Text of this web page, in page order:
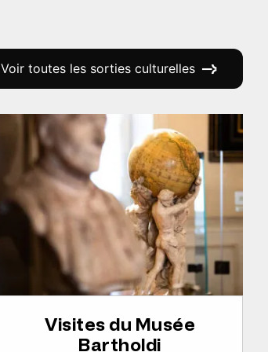
Voir toutes les sorties culturelles
Visites du Musée
Bartholdi